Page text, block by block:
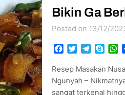
Bikin Ga
Posted on 13/12/
Facebook
TwitterTelegram
Resep Masakan
Ngunyah –
sangat terkenal